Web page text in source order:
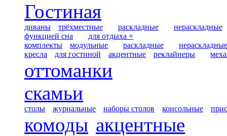
Гостиная
диваны трёхместные раскладные
нераскладные
функцией сна
для отдыха +
комплекты
модульные раскладные
нераскладные
кресла
для гостиной акцентные реклайнеры
оттоманки
скамьи
столы журнальные наборы столов консольные
комоды акцентные